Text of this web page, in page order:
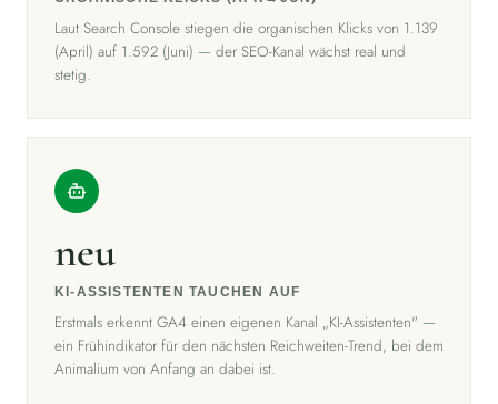
Laut Search Console stiegen die organischen Klicks von 1.139
(April) auf 1.592 (Juni) — der SEO-Kanal wächst real und
stetig.
neu
KI-ASSISTENTEN TAUCHEN AUF
Erstmals erkennt GA4 einen eigenen Kanal „KI-Assistenten" —
ein Frühindikator für den nächsten Reichweiten-Trend, bei dem
Animalium von Anfang an dabei ist.